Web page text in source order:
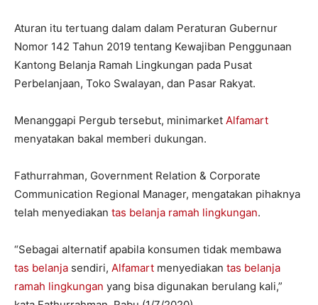
Aturan itu tertuang dalam dalam Peraturan Gubernur
Nomor 142 Tahun 2019 tentang Kewajiban Penggunaan
Kantong Belanja Ramah Lingkungan pada Pusat
Perbelanjaan, Toko Swalayan, dan Pasar Rakyat.
Menanggapi Pergub tersebut, minimarket Alfamart
menyatakan bakal memberi dukungan.
Fathurrahman, Government Relation & Corporate
Communication Regional Manager, mengatakan pihaknya
telah menyediakan tas belanja ramah lingkungan.
“Sebagai alternatif apabila konsumen tidak membawa
tas belanja sendiri, Alfamart menyediakan tas belanja
ramah lingkungan yang bisa digunakan berulang kali,”